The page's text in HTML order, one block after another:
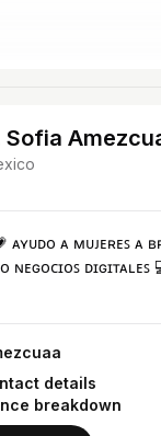
Sofia
ɴᴇɢᴏᴄɪᴏꜱ
details
breakdown